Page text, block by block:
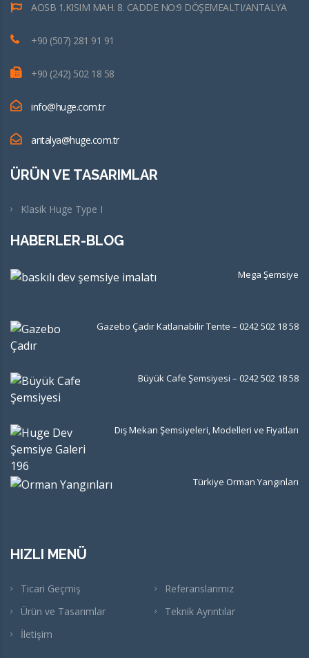
AOSB 1.KISIM MAH. 8. CADDE NO:9 DÖŞEMEALTI/ANTALYA
+90 (507) 281 91 91
+90 (242) 502 18 58
info@huge.com.tr
antalya@huge.com.tr
ÜRÜN VE TASARIMLAR
Klasik Huge Type I
HABERLER-BLOG
Mega Şemsiye
Gazebo Çadır Katlanabilir Tente – 0242 502 18 58
Büyük Cafe Şemsiyesi – 0242 502 18 58
Dış Mekan Şemsiyeleri, Modelleri ve Fiyatları
Türkiye Orman Yangınları
HIZLI MENÜ
Ticari Geçmiş
Referanslarımız
Ürün ve Tasarımlar
Teknik Ayrıntılar
İletişim